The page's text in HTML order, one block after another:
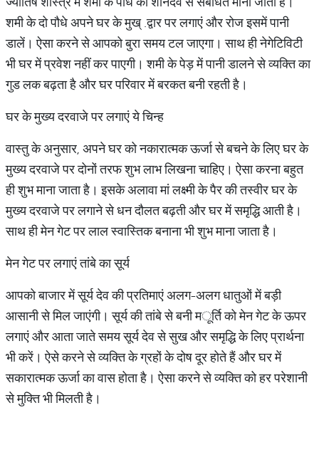
शमी के दो पौधे अपने घर के मुख्.द्वार पर लगाएं और रोज इसमें पानी
डालें। ऐसा करने से आपको बुरा समय टल जाएगा। साथ ही नेगेटिविटी
भी घर में प्रवेश नहीं कर पाएगी। शमी के पेड़ में पानी डालने से व्यक्ति का
गुड लक बढ़ता है और घर परिवार में बरकतबनी रहती है।
घर के मुख्य दरवाजे पर लगाएं ये चिन्ह
वास्तु के अनुसार, अपने घर को नकारात्मक ऊर्जा से बचने के लिए घर के
मुख्य दरवाजे पर दोनों तरफ शुभ लाभ लिखना चाहिए। ऐसा करना बहुत
ही शुभ माना जाता है। इसके अलावा मां लक्ष्मी के पैर की तस्वीर घर के
मुख्य दरवाजे पर लगाने से धन दौलत बढ़ती और घर में समृद्धि आती है।
साथ ही मेन गेट पर लाल स्वास्तिक बनाना भी शुभ माना जाता है।
मेन गेट पर लगाएं तांबे का सूर्य
आपको बाजार में सूर्य देव की प्रतिमाएं अलग-अलग धातुओं में बड़ी
आसानी से मिल जाएंगी। सूर्य की तांबे से बनी मूर्ति को मेन गेट के ऊपर
लगाएं और आता जाते समय सूर्य देव से सुख और समृद्धि के लिए प्रार्थना
भी करें। ऐसे करने से व्यक्ति के ग्रहों के दोष दूर होते हैं और घर में
सकारात्मक ऊर्जा का वास होता है। ऐसा करने से व्यक्ति को हर परेशानी
से मुक्ति भी मिलती है।